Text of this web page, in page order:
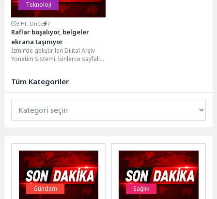
Teknoloji
3 Hf. Önce 7
Raflar boşalıyor, belgeler
ekrana taşınıyor
İzmir’de geliştirilen Dijital Arşiv
Yönetim Sistemi, binlerce sayfalık
Tüm Kategoriler
Gündem Sağlık